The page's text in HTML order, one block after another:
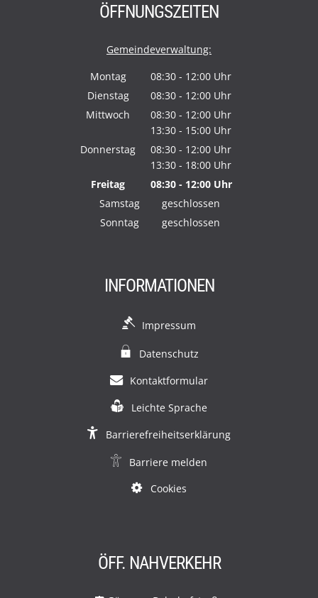
ÖFFNUNGSZEITEN
Gemeindeverwaltung:
Montag
08:30 - 12:00 Uhr
Von 08:30 bis 12:00 Uhr
Dienstag 08:30 - 12:00 Uhr
Von 08:30 bis 12:00 Uhr
Mittwoch 08:30 - 12:00 Uhr
Von 08:30 bis 12:00 Uhr
13:30 - 15:00 Uhr
Von 13:30 bis 15:00 Uhr
Donnerstag 08:30 - 12:00 Uhr
Von 08:30 bis 12:00 Uhr
13:30 - 18:00 Uhr
Von 13:30 bis 18:00 Uhr
Freitag 08:30- 12:00Uhr
Von 08:30 bis 12:00 Uhr
Samstag
geschlossen
Sonntag
geschlossen
INFORMATIONEN
Impressum
Datenschutz
Kontaktformular
Leichte Sprache
Barrierefreiheitserklärung
Barriere melden
Cookies
ÖFF. NAHVERKEHR